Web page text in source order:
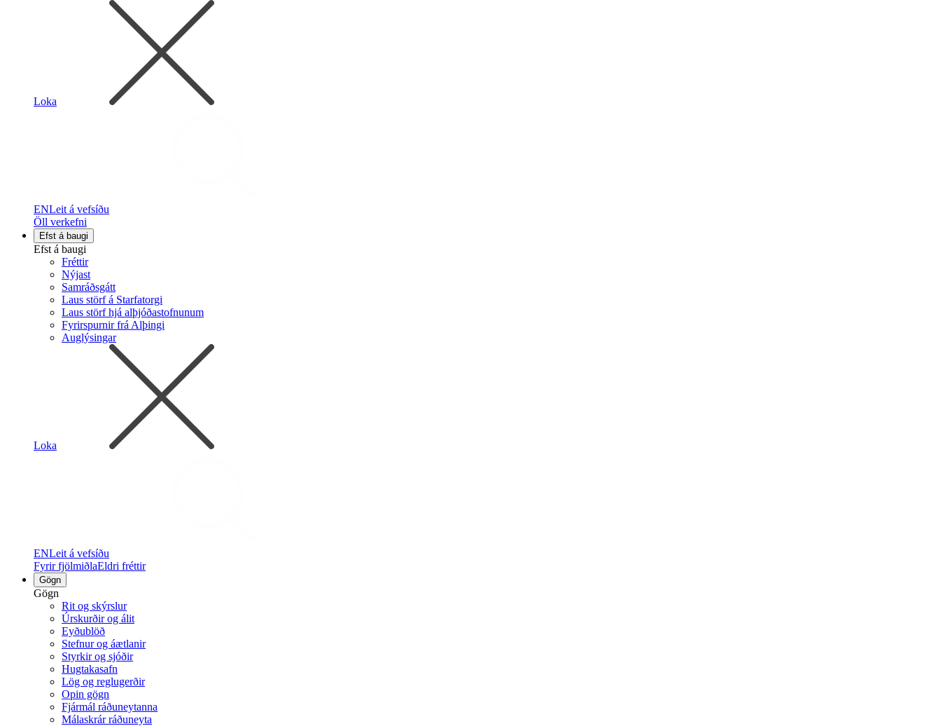
Loka
ENLeit á vefsíðu
Öll verkefni
Efst á baugi
Efst á baugi
Fréttir
Nýjast
Samráðsgátt
Laus störf á Starfatorgi
Laus störf hjá alþjóðastofnunum
Fyrirspurnir frá Alþingi
Auglýsingar
Loka
ENLeit á vefsíðu
Fyrir fjölmiðlaEldri fréttir
Gögn
Gögn
Rit og skýrslur
Úrskurðir og álit
Eyðublöð
Stefnur og áætlanir
Styrkir og sjóðir
Hugtakasafn
Lög og reglugerðir
Opin gögn
Fjármál ráðuneytanna
Málaskrár ráðuneyta